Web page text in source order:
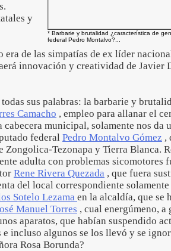
* Barbarie y brutalidad ¿característica de
federal Pedro Montalvo?...
y
era de las simpatías de ex líder
innovación y creatividad de Javier
sus palabras: la barbarie y
Camacho , empleo para allanar el
municipal, solamente nos da
federal Pedro Montalvo Gómez ,
Zongolica-Tezonapa y Tierra Blanca.
adulta con problemas sicomotores
Rene Rivera Quezada , que fuera
del local correspondiente
Sotelo Lezama en la alcaldía, que se
Manuel Torres , cual energúmeno, a
aparatos, que habían suspendido
incluso algunos se los llevó y se
Rosa Borunda?